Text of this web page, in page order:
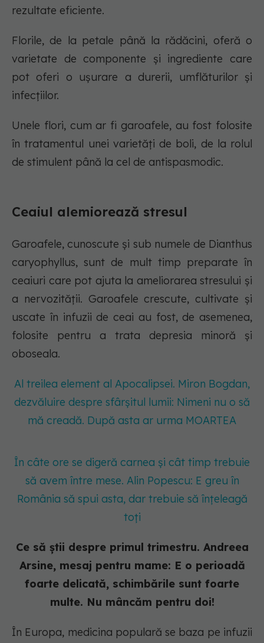
rezultate eficiente.
Florile, de la petale până la rădăcini, oferă o
varietate de componente și ingrediente care
pot oferi o ușurare a durerii, umflăturilor și
infecțiilor.
Unele flori, cum ar fi garoafele, au fost folosite
în tratamentul unei varietăți de boli, de la rolul
de stimulent până la cel de antispasmodic.
Ceaiul alemiorează stresul
Garoafele, cunoscute și sub numele de Dianthus
caryophyllus, sunt de mult timp preparate în
ceaiuri care pot ajuta la ameliorarea stresului și
a nervozității. Garoafele crescute, cultivate și
uscate în infuzii de ceai au fost, de asemenea,
folosite pentru a trata depresia minoră și
oboseala.
Al treilea element al Apocalipsei. Miron Bogdan,
dezvăluire despre sfârșitul lumii: Nimeni nu o să
mă creadă. După asta ar urma MOARTEA
În câte ore se digeră carnea și cât timp trebuie
să avem între mese. Alin Popescu: E greu în
România să spui asta, dar trebuie să înțeleagă
toți
Ce să știi despre primul trimestru. Andreea
Arsine, mesaj pentru mame: E o perioadă
foarte delicată, schimbările sunt foarte
multe. Nu mâncăm pentru doi!
În Europa, medicina populară se baza pe infuzii